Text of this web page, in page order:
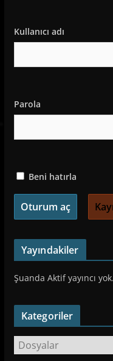
Kullanıcı adı
Parola
Beni hatırla
Yayındakiler
Şuanda Aktif yayıncı yok.
Kategoriler